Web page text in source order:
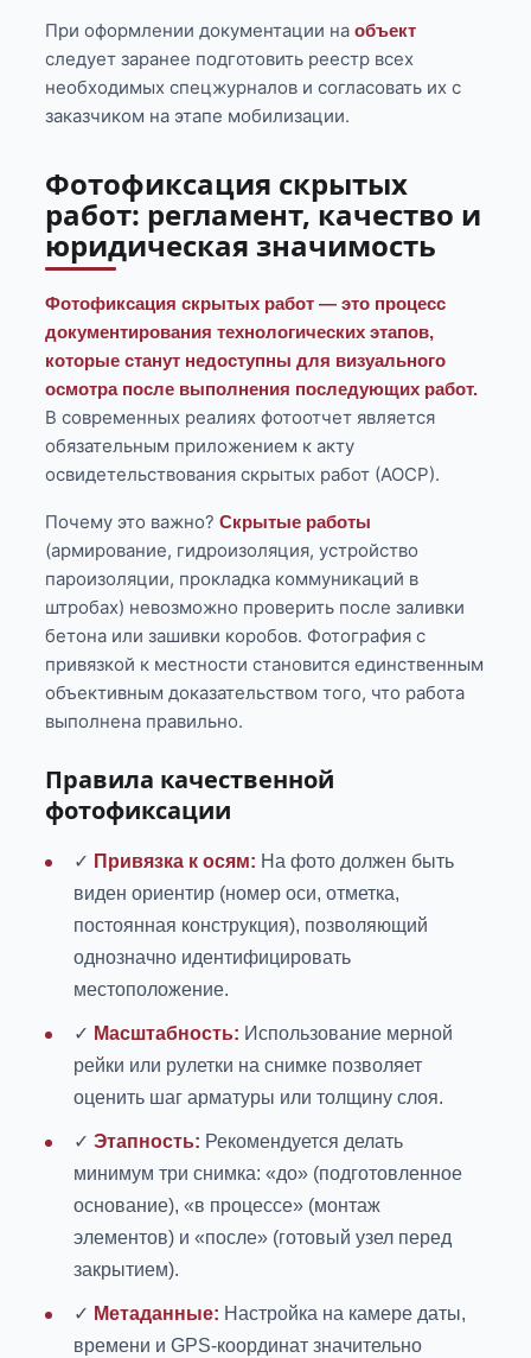
При оформлении документации наобъект
следует заранее подготовить реестр всех
необходимых спецжурналов и согласовать их с
заказчиком на этапе мобилизации.
Фотофиксация скрытых
работ: регламент, качество и
юридическая значимость
Фотофиксация скрытых работ — это процесс
документирования технологических этапов,
которые станут недоступны для визуального
осмотра после выполнения последующих работ.
В современных реалиях фотоотчет является
обязательным приложением к акту
освидетельствования скрытых работ (АОСР).
Почему это важно?Скрытые работы
(армирование, гидроизоляция, устройство
пароизоляции, прокладка коммуникаций в
штробах) невозможно проверить после заливки
бетона или зашивки коробов. Фотография с
привязкой к местности становится единственным
объективным доказательством того, что работа
выполнена правильно.
Правила качественной
фотофиксации
✓ Привязка к осям: На фото должен быть
виден ориентир (номер оси, отметка,
постоянная конструкция), позволяющий
однозначно идентифицировать
местоположение.
✓ Масштабность: Использование мерной
рейки или рулетки на снимке позволяет
оценить шаг арматуры или толщину слоя.
✓Этапность: Рекомендуется делать
минимум три снимка: «до» (подготовленное
основание), «в процессе» (монтаж
элементов) и «после» (готовый узел перед
закрытием).
✓ Метаданные: Настройка на камере даты,
времени и GPS-координат значительно